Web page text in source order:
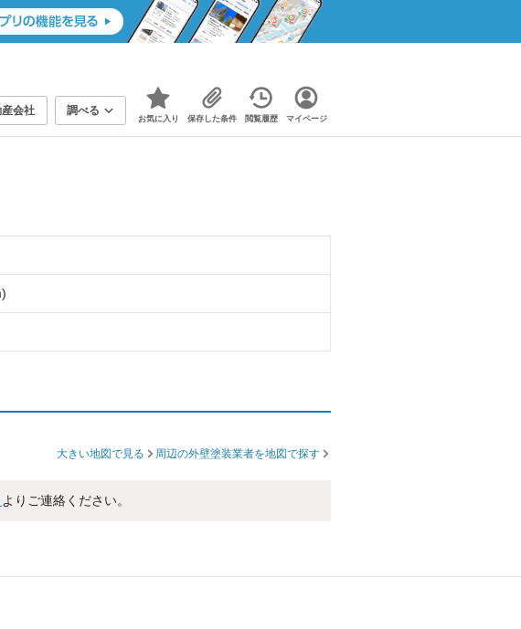
会社 調べる
お気に入り 保存した条件 閲覧履歴 マイページ
大きい地図で見る 周辺の外壁塗装業者を地図で探す
よりご連絡ください。